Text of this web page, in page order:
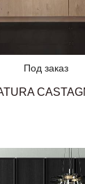
Под заказ